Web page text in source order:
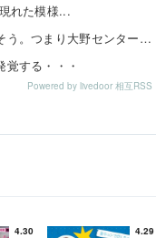
れた模様...
青葉坂46、各新人の寄せ集めになりそう。つまり大野センターだな
する・・・
Powered by livedoor 相互RSS
4.30 4.29